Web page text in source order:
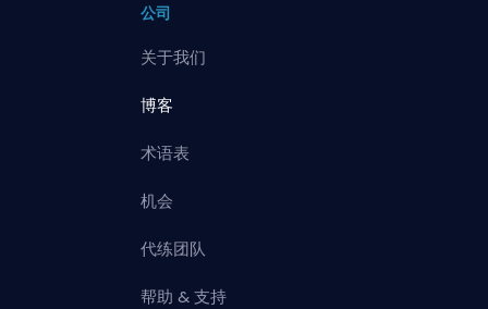
公司
关于我们
博客
术语表
机会
代练团队
帮助 & 支持